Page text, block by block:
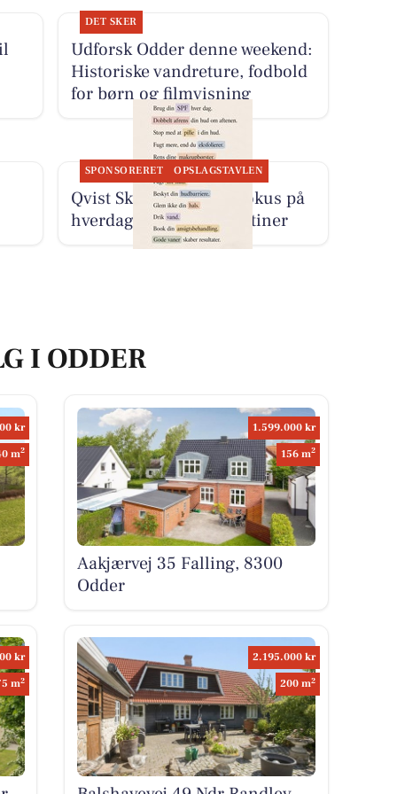
DET SKER
Udforsk Odder denne weekend:
Historiske vandreture, fodbold
for børn og filmvisning
SPONSORERET OPSLAGSTAVLEN
Qvist Skincare sætter fokus på
hverdagens hudplejerutiner
I ODDER
kr
m2
1.599.000 kr
156 m2
Aakjærvej 35 Falling, 8300
Odder
kr
m2
2.195.000 kr
200 m2